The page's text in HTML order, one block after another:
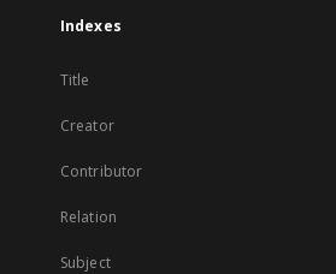
Indexes
Title
Creator
Contributor
Relation
Subject